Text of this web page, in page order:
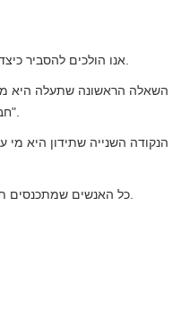
השאלה הראשונה שתעלה היא
חברה המתמחה בהשקעות כדי לנהל את הכסף המשותף לנו, אנו הולכים לכנות זאת "חברת ניהול".
הנקודה השנייה שתידון היא